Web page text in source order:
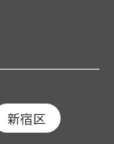
新宿区